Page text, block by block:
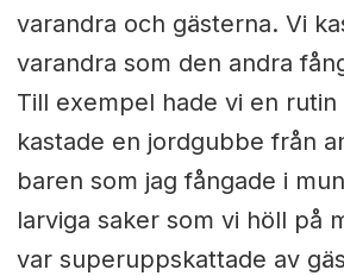
varandra och gästerna. Vi
varandra som den andra
Till exempel hade vi en
kastade en jordgubbe från
baren som jag fångade i
larviga saker som vi höll på
var superuppskattade av